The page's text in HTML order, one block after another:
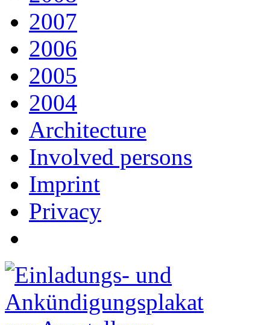
2007
2006
2005
2004
Architecture
Involved persons
Imprint
Privacy